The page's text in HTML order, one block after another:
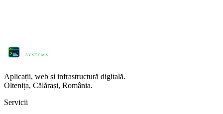
SYSTEMS
Aplicații, web și infrastructură digitală.
Oltenița, Călărași, România.
Servicii